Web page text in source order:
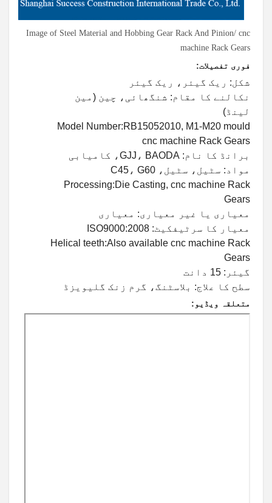
Image of Steel Material and Hobbing Gear Rack And Pinion/ cnc
machine Rack Gears
فوری تفصیلات:
شکل: ریک گیئر، ریک گیئر
نکالنے کا مقام: شنگھائی، چین (مین
لینڈ)
Model Number:RB15052010, M1-M20 mould
cnc machine Rack Gears
برانڈ کا نام: GJJ، BAODA، کامیابی
مواد: سٹیل، سٹیل، C45، G60
Processing:Die Casting, cnc machine Rack
Gears
معیاری یا غیر معیاری: معیاری
معیار کا سرٹیفکیٹ: ISO9000:2008
Helical teeth:Also available cnc machine Rack
Gears
گیئر: 15 دانت
سطح کا علاج: بلاسٹنگ، گرم زنک گلیویزڈ
متعلقہ ویڈیو: